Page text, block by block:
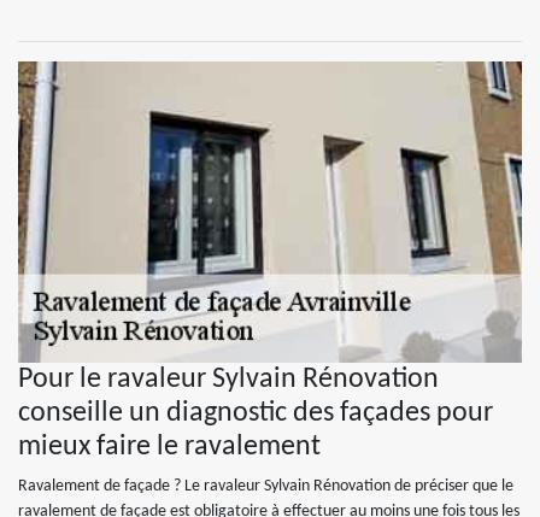
Pour le ravaleur Sylvain Rénovation
conseille un diagnostic des façades pour
mieux faire le ravalement
Ravalement de façade ? Le ravaleur Sylvain Rénovation de préciser que le
ravalement de façade est obligatoire à effectuer au moins une fois tous les